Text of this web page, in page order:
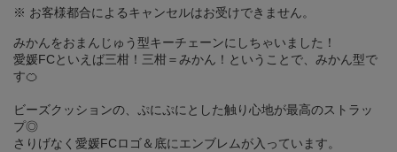
※ お客様都合によるキャンセルはお受けできません。
みかんをおまんじゅう型キーチェーンにしちゃいました！
愛媛FCといえば三柑！三柑＝みかん！ということで、みかん型で
す🍊
ビーズクッションの、ぷにぷにとした触り心地が最高のストラッ
プ◎
さりげなく愛媛FCロゴ＆底にエンブレムが入っています。